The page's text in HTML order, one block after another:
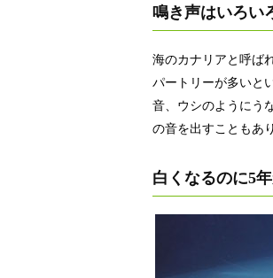
鳴き声はいろい
海のカナリアと呼ば
パートリーが多いと
音、ウシのようにう
の音を出すこともあ
白くなるのに5